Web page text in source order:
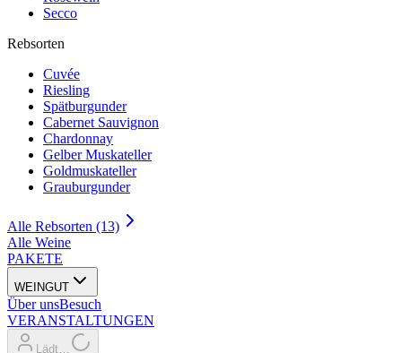
Secco
Rebsorten
Cuvée
Riesling
Spätburgunder
Cabernet Sauvignon
Chardonnay
Gelber Muskateller
Goldmuskateller
Grauburgunder
Alle Rebsorten (13)
Alle Weine
PAKETE
WEINGUT
Über unsBesuch
VERANSTALTUNGEN
Lädt…